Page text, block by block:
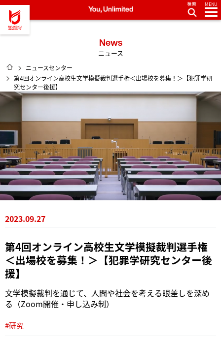
龍谷大学 You, Unlimited
MENU
News
ニュース
HOME
ニュースセンター
第4回オンライン高校生文学模擬裁判選手権＜出場校を募集！＞【犯罪学研
究センター後援】
2023.09.27
第4回オンライン高校生文学模擬裁判選手権
＜出場校を募集！＞【犯罪学研究センター後
援】
文学模擬裁判を通じて、人間や社会を考える眼差しを深め
る（Zoom開催・申し込み制）
#研究